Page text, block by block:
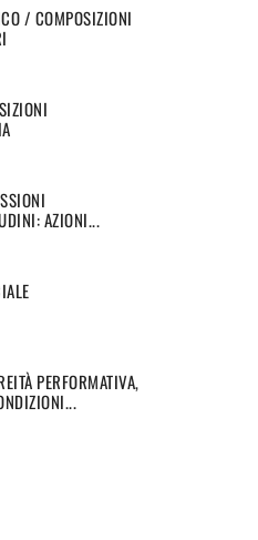
/ COMPOSIZIONI
AZIONI...
PERFORMATIVA,